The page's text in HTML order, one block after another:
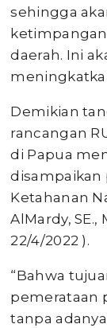
sehingga
daerah. Ini
Demikian
rancangan
di Papua
disampaikan
Ketahanan
AlMardy, SE.,
22/4/2022 ).
“Bahwa
pemerataan
tanpa